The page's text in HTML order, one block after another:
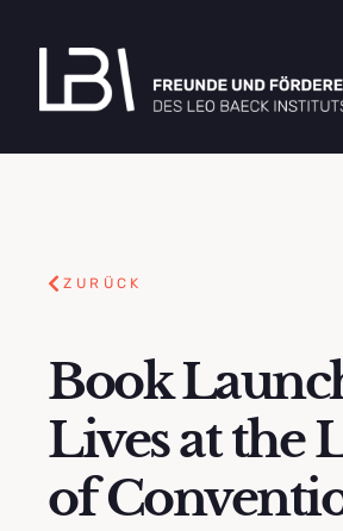
ZURÜCK
Book
Lives at the
of